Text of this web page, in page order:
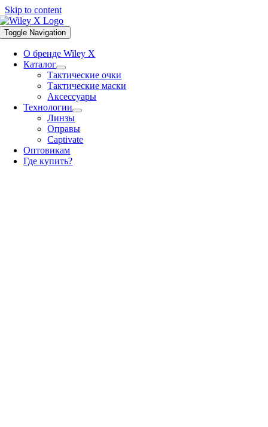
Skip to content
Toggle Navigation
О бренде Wiley X
Каталог
Тактические очки
Тактические маски
Аксессуары
Технологии
Линзы
Оправы
Captivate
Оптовикам
Где купить?